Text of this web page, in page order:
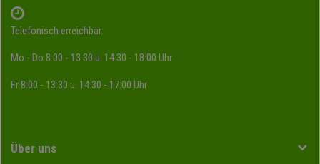
Telefonisch erreichbar:
Mo - Do 8:00 - 13:30 u. 14:30 - 18:00 Uhr
Fr 8:00 - 13:30 u. 14:30 - 17:00 Uhr
Über uns